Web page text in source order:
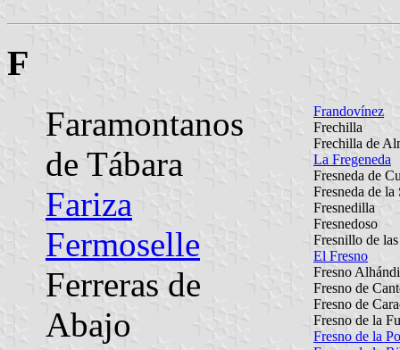
F
Faramontanos
de Tábara
Fariza
Fermoselle
Ferreras de
Abajo
Frandovínez
Frechilla
Frechilla de
La Fregeneda
Fresneda de
Fresneda de
Fresnedilla
Fresnedoso
Fresnillo de
El Fresno
Fresno
Fresno de
Fresno de
Fresno de la
Fresno de la